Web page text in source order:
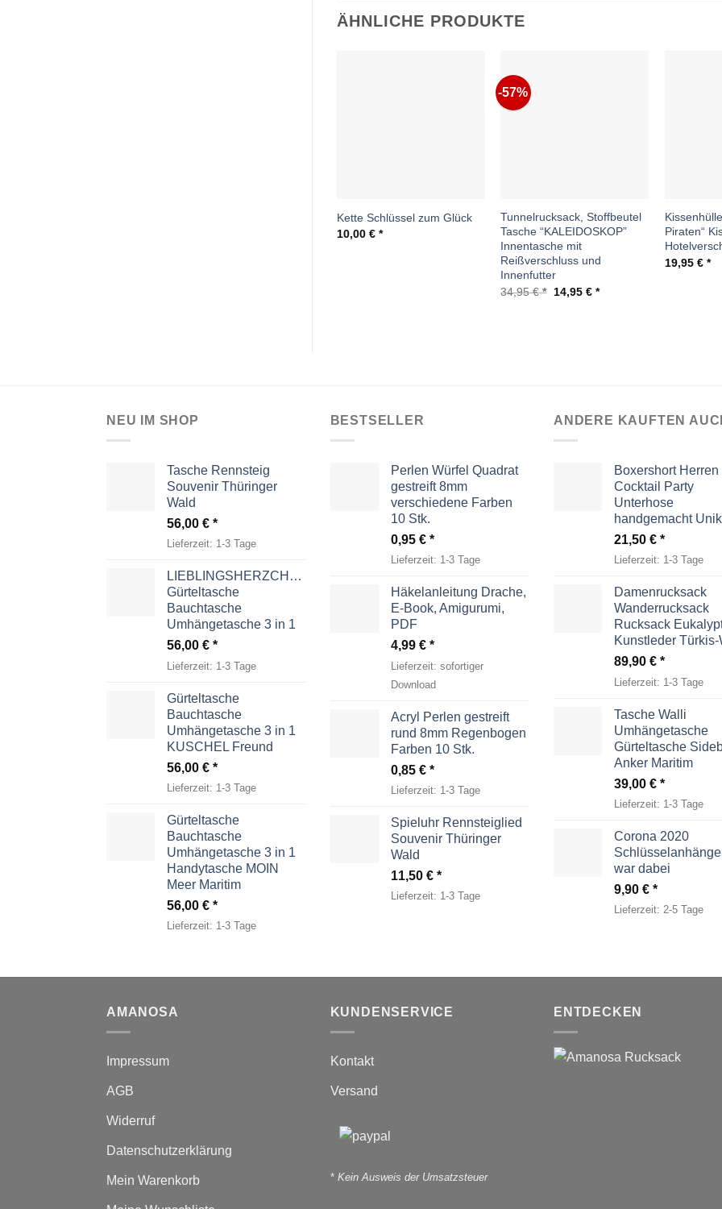
ÄHNLICHE PRODUKTE
Kette Schlüssel zum Glück
10,00 €
-57%
Tunnelrucksack, Stoffbeutel
Tasche “KALEIDOSKOP”
Innentasche mit
Reißverschluss und
Innenfutter
34,95€
Ursprünglicher
14,95 € Aktueller
Piraten“
19,95 €
NEU IM SHOP
Tasche Rennsteig
Souvenir Thüringer
Wald
56,00 €
Lieferzeit: 1-3 Tage
LIEBLINGSHERZCHEN
Gürteltasche
Bauchtasche
Umhängetasche 3 in 1
56,00 €
Lieferzeit: 1-3 Tage
Gürteltasche
Bauchtasche
Umhängetasche 3 in 1
KUSCHEL Freund
56,00 €
Lieferzeit: 1-3 Tage
Gürteltasche
Bauchtasche
Umhängetasche 3 in 1
Handytasche MOIN
Meer Maritim
56,00 €
Lieferzeit: 1-3 Tage
BESTSELLER
Perlen Würfel Quadrat
gestreift 8mm
verschiedene Farben
10 Stk.
0,95 €
Lieferzeit: 1-3 Tage
Häkelanleitung Drache,
E-Book, Amigurumi,
PDF
4,99 €
Lieferzeit: sofortiger
Download
Acryl Perlen gestreift
rund 8mm Regenbogen
Farben 10 Stk.
0,85 €
Lieferzeit: 1-3 Tage
Spieluhr Rennsteiglied
Souvenir Thüringer
Wald
11,50 €
Lieferzeit: 1-3 Tage
ANDERE KAUFTEN
Boxershort Herren
Cocktail Party
Unterhose
handgemacht
21,50 €
Lieferzeit: 1-3 Tage
Damenrucksack
Wanderrucksack
Rucksack
Kunstleder
89,90 €
Lieferzeit: 1-3 Tage
Tasche Walli
Umhängetasche
Gürteltasche
Anker Maritim
39,00 €
Lieferzeit: 1-3 Tage
Corona 2020
war dabei
9,90 €
Lieferzeit: 2-5 Tage
AMANOSA
Impressum
AGB
Widerruf
Datenschutzerklärung
Mein Warenkorb
KUNDENSERVICE
Kontakt
Versand
* Kein Ausweis der Umsatzsteuer
ENTDECKEN